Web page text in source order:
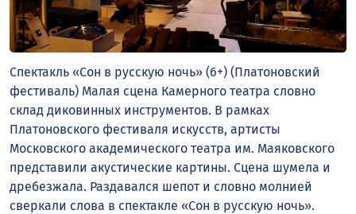
Спектакль «Сон в русскую ночь» (6+) (Платоновский
фестиваль) Малая сцена Камерного театра словно
склад диковинных инструментов. В рамках
Платоновского фестиваля искусств, артисты
Московского академического театра им. Маяковского
представили акустические картины. Сцена шумела и
дребезжала. Раздавался шепот и словно молнией
сверкали слова в спектакле «Сон в русскую ночь».